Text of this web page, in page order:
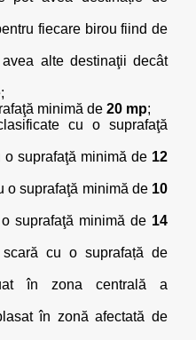
fiecare birou fiind de
alte destinaţii decât
minimă de 20 mp;
cu o suprafaţă
suprafaţă minimă de 12
o suprafaţă minimă de 10
suprafaţă minimă de 14
cu o suprafață de
în zona centrală a
în zonă afectată de